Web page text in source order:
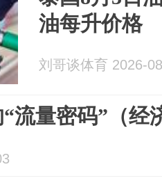
油每升价格
刘哥谈体育 2026-
流量密码”（经